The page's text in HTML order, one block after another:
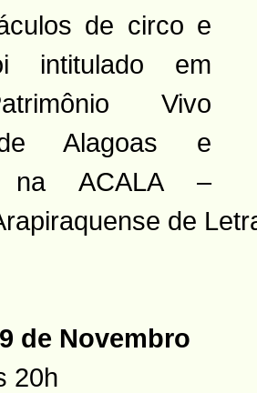
de circo e
intitulado em
Vivo
Alagoas e
na ACALA –
de
de Novembro
20h